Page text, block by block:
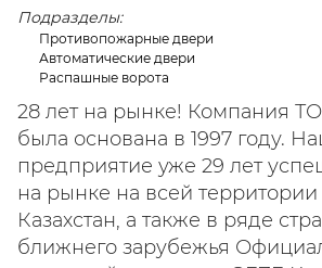
Подразделы:
Противопожарные двери
Автоматические двери
Распашные ворота
28 лет на рынке! Компания
была основана в 1997 году.
предприятие уже 29 лет
на рынке на всей
Казахстан, а также в ряде
ближнего зарубежья